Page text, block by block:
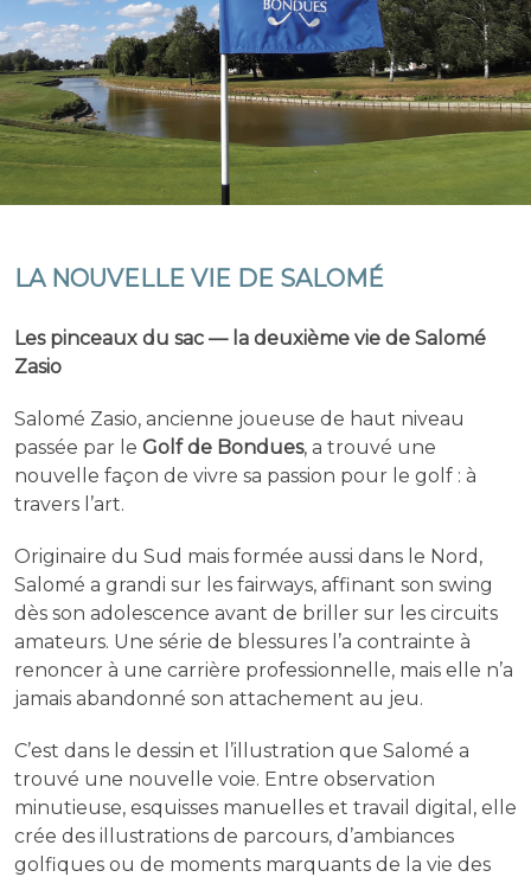
LA NOUVELLE VIE DE SALOMÉ
Les pinceaux du sac — la deuxième vie de Salomé
Zasio
Salomé Zasio, ancienne joueuse de haut niveau
passée par le Golf de Bondues, a trouvé une
nouvelle façon de vivre sa passion pour le golf : à
travers l’art.
Originaire du Sud mais formée aussi dans le Nord,
Salomé a grandi sur les fairways, affinant son swing
dès son adolescence avant de briller sur les circuits
amateurs. Une série de blessures l’a contrainte à
renoncer à une carrière professionnelle, mais elle n’a
jamais abandonné son attachement au jeu.
C’est dans le dessin et l’illustration que Salomé a
trouvé une nouvelle voie. Entre observation
minutieuse, esquisses manuelles et travail digital, elle
crée des illustrations de parcours, d’ambiances
golfiques ou de moments marquants de la vie des